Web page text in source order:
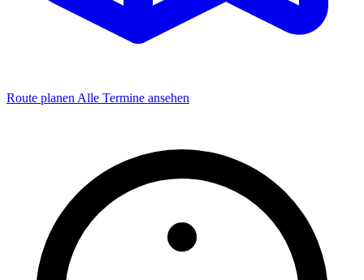
Route planen Alle Termine ansehen